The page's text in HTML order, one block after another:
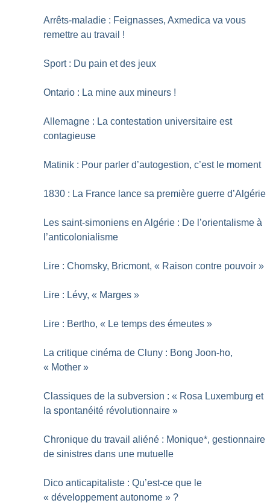
Arrêts-maladie : Feignasses, Axmedica va vous
remettre au travail !
Sport : Du pain et des jeux
Ontario : La mine aux mineurs !
Allemagne : La contestation universitaire est
contagieuse
Matinik : Pour parler d’autogestion, c’est le moment
1830 : La France lance sa première guerre d’Algérie
Les saint-simoniens en Algérie : De l’orientalisme à
l’anticolonialisme
Lire : Chomsky, Bricmont, « Raison contre pouvoir »
Lire : Lévy, « Marges »
Lire : Bertho, « Le temps des émeutes »
La critique cinéma de Cluny : Bong Joon-ho,
« Mother »
Classiques de la subversion : « Rosa Luxemburg et
la spontanéité révolutionnaire »
Chronique du travail aliéné : Monique*, gestionnaire
de sinistres dans une mutuelle
Dico anticapitaliste : Qu’est-ce que le
« développement autonome » ?